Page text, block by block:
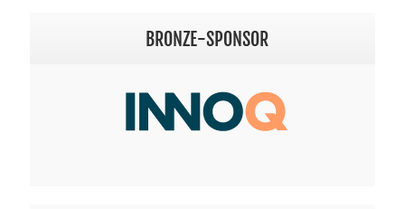
BRONZE-SPONSOR